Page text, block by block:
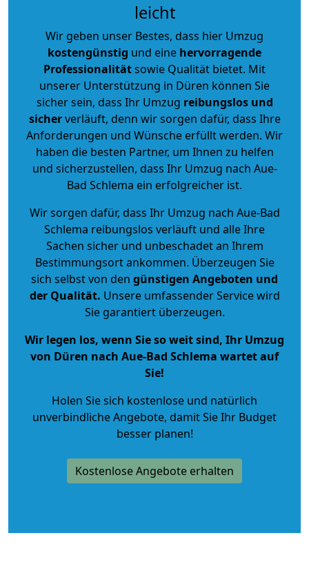
leicht
Wir geben unser Bestes, dass hier Umzug
kostengünstig und eine hervorragende
Professionalitätsowie Qualität bietet. Mit
unserer Unterstützung in Düren können Sie
sicher sein, dass Ihr Umzug reibungslos und
sicherverläuft, denn wir sorgen dafür, dass Ihre
Anforderungen und Wünsche erfüllt werden. Wir
haben die besten Partner, um Ihnen zu helfen
und sicherzustellen, dass Ihr Umzug nach Aue-
Bad Schlema ein erfolgreicher ist.
Wir sorgen dafür, dass Ihr Umzug nach Aue-Bad
Schlema reibungslos verläuft und alle Ihre
Sachen sicher und unbeschadet an Ihrem
Bestimmungsort ankommen. Überzeugen Sie
sich selbst von den günstigen Angeboten und
der Qualität. Unsere umfassender Service wird
Sie garantiert überzeugen.
Wir legen los, wenn Sie so weit sind, Ihr Umzug
von Düren nach Aue-Bad Schlema wartet auf
Sie!
Holen Sie sich kostenlose und natürlich
unverbindliche Angebote, damit Sie Ihr Budget
besser planen!
Kostenlose Angebote erhalten